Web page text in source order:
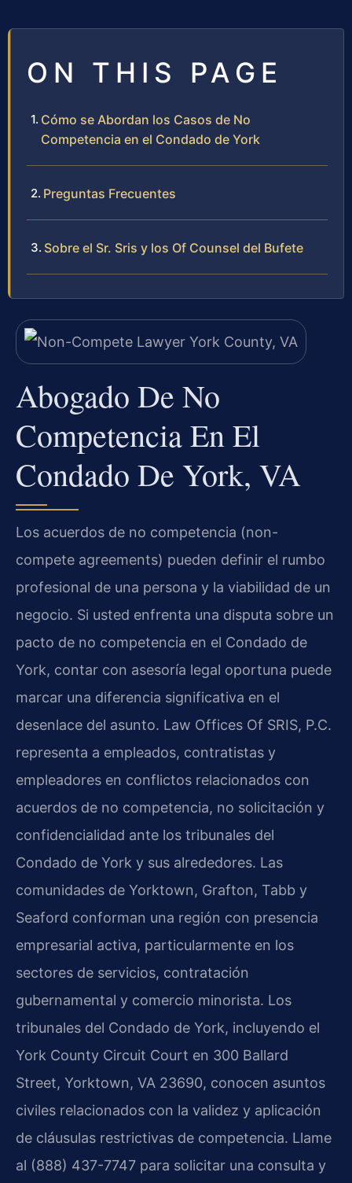
ON THIS PAGE
Cómo se Abordan los Casos de No
Competencia en el Condado de York
Preguntas Frecuentes
Sobre el Sr. Sris y los Of Counsel del Bufete
Abogado De No
Competencia En El
Condado De York, VA
Los acuerdos de no competencia (non-
compete agreements) pueden definir el rumbo
profesional de una persona y la viabilidad de un
negocio. Si usted enfrenta una disputa sobre un
pacto de no competencia en el Condado de
York, contar con asesoría legal oportuna puede
marcar una diferencia significativa en el
desenlace del asunto. Law Offices Of SRIS, P.C.
representa a empleados, contratistas y
empleadores en conflictos relacionados con
acuerdos de no competencia, no solicitación y
confidencialidad ante los tribunales del
Condado de York y sus alrededores. Las
comunidades de Yorktown, Grafton, Tabb y
Seaford conforman una región con presencia
empresarial activa, particularmente en los
sectores de servicios, contratación
gubernamental y comercio minorista. Los
tribunales del Condado de York, incluyendo el
York County Circuit Court en 300 Ballard
Street, Yorktown, VA 23690, conocen asuntos
civiles relacionados con la validez y aplicación
de cláusulas restrictivas de competencia. Llame
al (888) 437-7747 para solicitar una consulta y